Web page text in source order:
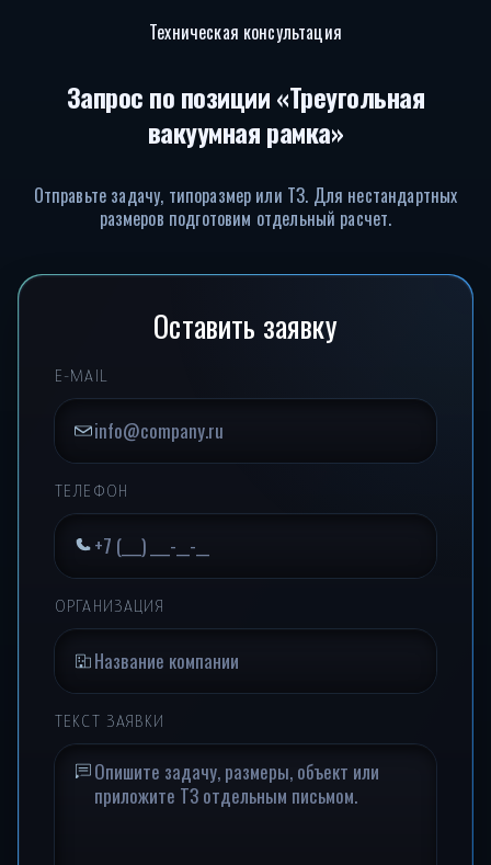
Техническая консультация
Запрос по позиции «Треугольная
вакуумная рамка»
Отправьте задачу, типоразмер или ТЗ. Для нестандартных
размеров подготовим отдельный расчет.
Оставить заявку
E-MAIL
ТЕЛЕФОН
ОРГАНИЗАЦИЯ
ТЕКСТ ЗАЯВКИ